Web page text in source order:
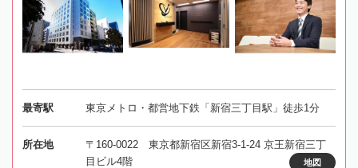
最寄駅 東京メトロ・都営地下鉄「新宿三丁目駅」徒歩1分
所在地
〒160-0022 東京都新宿区新宿3-1-24 京王新宿三丁
目ビル4階
地図